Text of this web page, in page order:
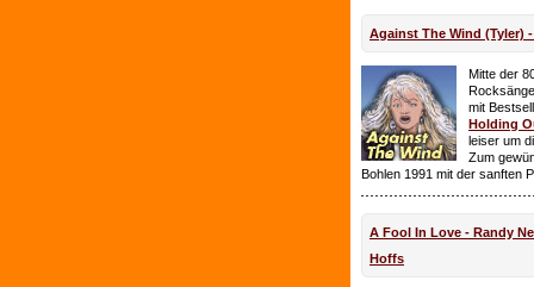
Against The Wind (Tyler)
Mitte der
mit
Holding
leiser um
Zum
Bohlen 1991 mit der sanften
A Fool In Love - Randy
Hoffs